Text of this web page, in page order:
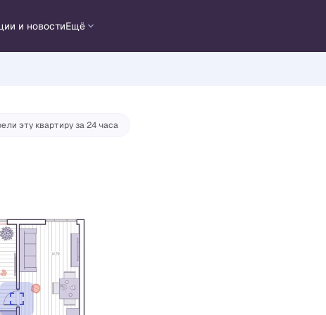
и новостиЕщё
от 35 589 руб./мес.
эту квартиру за 24 часа